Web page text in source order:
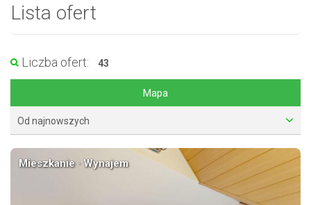
Lista ofert
Liczba ofert: 43
Mapa
Od najnowszych
Mieszkanie · Wynajem